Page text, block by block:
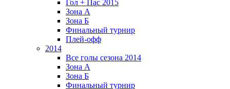
Гол + Пас 2015
Зона А
Зона Б
Финальный турнир
Плей-офф
2014
Все голы сезона 2014
Зона А
Зона Б
Финальный турнир